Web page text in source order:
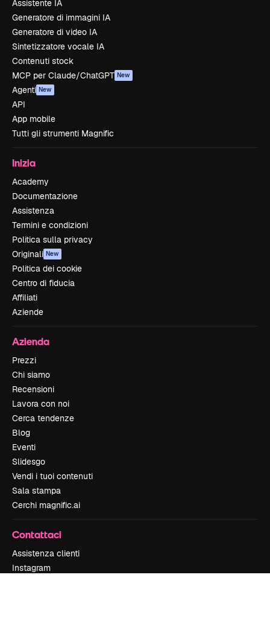
Assistente IA
Generatore di immagini IA
Generatore di video IA
Sintetizzatore vocale IA
Contenuti stock
MCP per Claude/ChatGPT New
Agenti New
API
App mobile
Tutti gli strumenti Magnific
Inizia
Academy
Documentazione
Assistenza
Termini e condizioni
Politica sulla privacy
Originali New
Politica dei cookie
Centro di fiducia
Affiliati
Aziende
Azienda
Prezzi
Chi siamo
Recensioni
Lavora con noi
Cerca tendenze
Blog
Eventi
Slidesgo
Vendi i tuoi contenuti
Sala stampa
Cerchi magnific.ai
Contattaci
Assistenza clienti
Instagram